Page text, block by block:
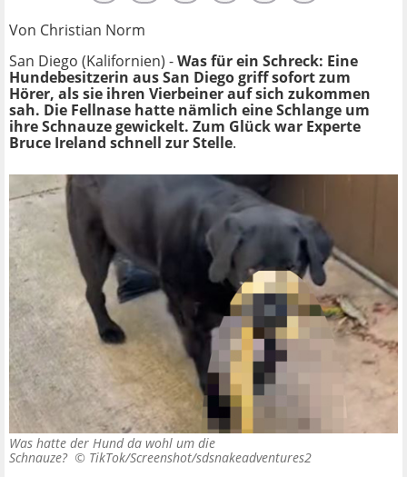
Von Christian Norm
San Diego (Kalifornien) -Was für ein Schreck: Eine
Hundebesitzerin aus San Diego griff sofort zum
Hörer, als sie ihren Vierbeiner auf sich zukommen
sah. Die Fellnase hatte nämlich eine Schlange um
ihre Schnauze gewickelt. Zum Glück war Experte
Bruce Ireland schnell zur Stelle.
Was hatte der Hund da wohl um die
Schnauze? © TikTok/Screenshot/sdsnakeadventures2